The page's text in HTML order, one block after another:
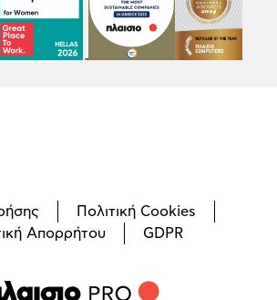
Πολιτική Cookies
Απορρήτου
GDPR